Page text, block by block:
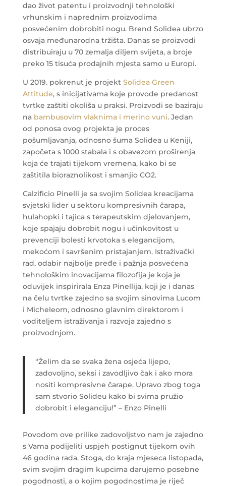
dao život patentu i proizvodnji tehnološki
vrhunskim i naprednim proizvodima
posvećenim dobrobiti nogu. Brend Solidea ubrzo
osvaja međunarodna tržišta. Danas se proizvodi
distribuiraju u 70 zemalja diljem svijeta, a broje
preko 15 tisuća prodajnih mjesta samo u Europi.
U 2019. pokrenut je projekt Solidea Green
Attitude, s inicijativama koje provode predanost
tvrtke zaštiti okoliša u praksi. Proizvodi se baziraju
na bambusovim vlaknima i merino vuni. Jedan
od ponosa ovog projekta je proces
pošumljavanja, odnosno šuma Solidea u Keniji,
započeta s 1000 stabala i s obavezom proširenja
koja će trajati tijekom vremena, kako bi se
zaštitila bioraznolikost i smanjio CO2.
Calzificio Pinelli je sa svojim Solidea kreacijama
svjetski lider u sektoru kompresivnih čarapa,
hulahopki i tajica s terapeutskim djelovanjem,
koje spajaju dobrobit nogu i učinkovitost u
prevenciji bolesti krvotoka s elegancijom,
mekoćom i savršenim pristajanjem. Istraživački
rad, odabir najbolje pređe i pažnja posvećena
tehnološkim inovacijama filozofija je koja je
oduvijek inspirirala Enza Pinellija, koji je i danas
na čelu tvrtke zajedno sa svojim sinovima Lucom
i Micheleom, odnosno glavnim direktorom i
voditeljem istraživanja i razvoja zajedno s
proizvodnjom.
“Želim da se svaka žena osjeća lijepo,
zadovoljno, seksi i zavodljivo čak i ako mora
nositi kompresivne čarape. Upravo zbog toga
sam stvorio Solideu kako bi svima pružio
dobrobit i eleganciju!” – Enzo Pinelli
Povodom ove prilike zadovoljstvo nam je zajedno
s Vama podijeliti uspjeh postignut tijekom ovih
46 godina rada. Stoga, do kraja mjeseca listopada,
svim svojim dragim kupcima darujemo posebne
pogodnosti, a o kojim pogodnostima je riječ